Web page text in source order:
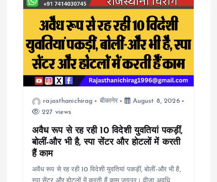
v
a
rajasthanichirag बीकानेर
August 8, 2026
227 views
अवैध रूप से रह रही 10 विदेशी युवतियां पकड़ीं,
बोलीं-और भी है, स्पा सेंटर और होटलों में करती
हैं काम
अवैध रूप से रह रही 10 विदेशी युवतियां पकड़ीं, बोलीं-और भी है,
स्पा सेंटर और होटलों में करती हैं काम जयपुर। वीजा अवधि